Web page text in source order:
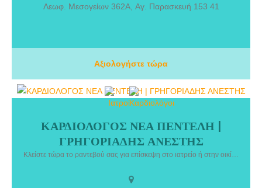
και έχει μετεκπαιδευθεί στα μεταβολικά νοσήματα των οστών και
Λεωφ. Μεσογείων 362A, Αγ. Παρασκευή 153 41
Αξιολογήστε τώρα
ΚΑΡΔΙΟΛΟΓΟΣ ΝΕΑ ΠΕΝΤΕΛΗ | ΓΡΗΓΟΡΙΑΔΗΣ ΑΝΕΣΤΗΣ. Ο
ειδικός καρδιολόγος Ανέστης Γρηγοριάδης έχει συμμετάσχει και
συνεχίζει να συμμετέχει ενεργά σε πλήθος συνεδρίων πανελληνίων
αφορούν την ειδικότητά του.
ΚΑΡΔΙΟΛΟΓΟΣ ΝΕΑ ΠΕΝΤΕΛΗ |
ΓΡΗΓΟΡΙΑΔΗΣ ΑΝΕΣΤΗΣ